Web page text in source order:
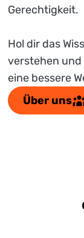
Gerechtigkeit.
Hol dir das
verstehen
eine bessere
Über uns